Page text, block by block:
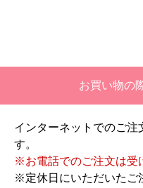
お買い物の
インターネットでのご注
す。
※お電話でのご注文は受
※定休日にいただいたご